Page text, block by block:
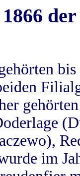
im